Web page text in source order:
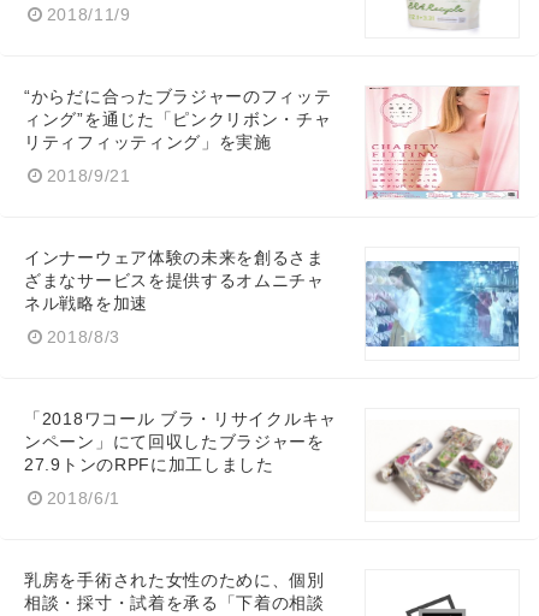
2018/11/9
“からだに合ったブラジャーのフィッテ
ィング”を通じた「ピンクリボン・チャ
リティフィッティング」を実施
2018/9/21
インナーウェア体験の未来を創るさま
ざまなサービスを提供するオムニチャ
ネル戦略を加速
2018/8/3
「2018ワコール ブラ・リサイクルキャ
ンペーン」にて回収したブラジャーを
27.9トンのRPFに加工しました
2018/6/1
乳房を手術された女性のために、個別
相談・採寸・試着を承る「下着の相談